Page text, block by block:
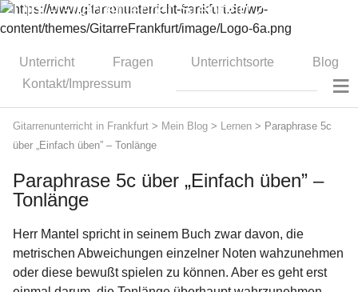
Dipl.-Gitarrenlehrer Stephan Zitzmann
Unterricht Fragen Unterrichtsorte
Blog
Kontakt/Impressum
≡
Gitarrenunterricht in Frankfurt > Mein Blog > Lernen > Paraphrase 5c
über „Einfach üben” – Tonlänge
Paraphrase 5c über „Einfach üben” –
Tonlänge
Herr Mantel spricht in seinem Buch zwar davon, die
metrischen Abweichungen einzelner Noten wahzunehmen
oder diese bewußt spielen zu können. Aber es geht erst